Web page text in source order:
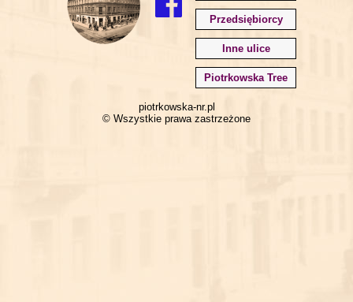
Przedsiębiorcy
Inne ulice
Piotrkowska Tree
piotrkowska-nr.pl
© Wszystkie prawa zastrzeżone